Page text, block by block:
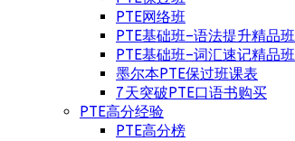
PTE网络班
PTE基础班–语法提升精品班
PTE基础班–词汇速记精品班
墨尔本PTE保过班课表
7天突破PTE口语书购买
PTE高分经验
PTE高分榜